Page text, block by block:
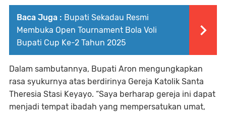
Baca Juga : Bupati Sekadau Resmi
Membuka Open Tournament Bola Voli
Bupati Cup Ke-2 Tahun 2025
Dalam sambutannya, Bupati Aron mengungkapkan
rasa syukurnya atas berdirinya Gereja Katolik Santa
Theresia Stasi Keyayo. “Saya berharap gereja ini dapat
menjadi tempat ibadah yang mempersatukan umat,